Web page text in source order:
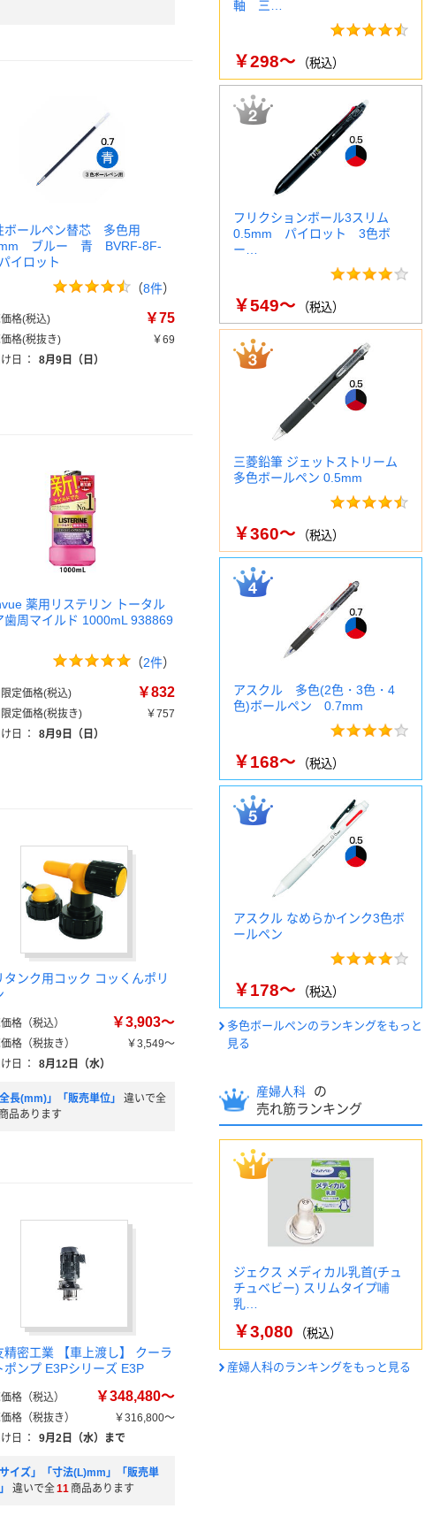
ボールペン替芯 多色用
ブルー 青 BVRF-8F-
イロット
（8件）
格(税込) ￥75
格(税抜き)
￥69
日
： 8月9日（日）
薬用リステリン トータル
歯周マイルド 1000mL 938869
（2件）
定価格(税込) ￥832
定価格(税抜き)
￥757
日
： 8月9日（日）
タンク用コック コッくんポリ
格（税込） ￥3,903～
格（税抜き）
￥3,549～
日
： 8月12日（水）
全長(mm)」「販売単位」
違いで全
商品あります
精密工業 【車上渡し】 クーラ
ポンプ E3Pシリーズ E3P
格（税込） ￥348,480～
格（税抜き）
￥316,800～
日
： 9月2日（水）まで
サイズ」「寸法(L)mm」「販売単
違いで全11 商品あります
軸 三…
￥298～ （税込）
フリクションボール3スリム
0.5mm パイロット 3色ボ
ー…
￥549～ （税込）
三菱鉛筆 ジェットストリーム
多色ボールペン 0.5mm
￥360～ （税込）
アスクル 多色(2色・3色・4
色)ボールペン 0.7mm
￥168～ （税込）
アスクル なめらかインク3色ボ
ールペン
￥178～ （税込）
多色ボールペンのランキングをもっと
見る
産婦人科
の
売れ筋ランキング
ジェクス メディカル乳首(チュ
チュベビー) スリムタイプ哺
乳…
￥3,080 （税込）
産婦人科のランキングをもっと見る